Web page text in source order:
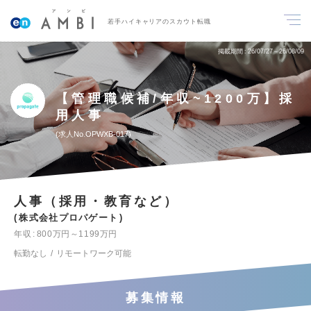
若手ハイキャリアのスカウト転職
掲載期間 26/07/27～26/08/09
【管理職候補/年収~1200万】採
用人事
求人No.OPWXB-017
人事（採用・教育など）
株式会社プロパゲート
年収
800万円～1199万円
転勤なし
リモートワーク可能
募集情報